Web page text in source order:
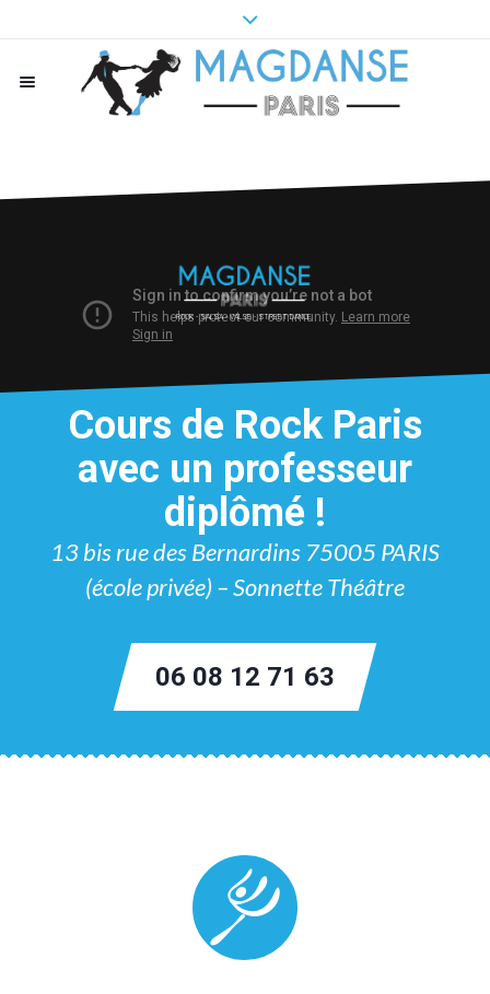
ROCK - SALSA - VALSE - STREET DANCE
Cours de Rock Paris
avec un professeur
diplômé !
13 bis rue des Bernardins 75005 PARIS
(école privée) – Sonnette Théâtre
06 08 12 71 63